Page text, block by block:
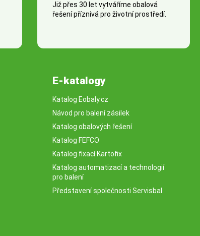
Již přes 30 let vytváříme obalová
řešení příznivá pro životní prostředí.
E-katalogy
Katalog Eobaly.cz
Návod pro balení zásilek
Katalog obalových řešení
Katalog FEFCO
Katalog fixací Kartofix
Katalog automatizací a technologií
pro balení
Představení společnosti Servisbal